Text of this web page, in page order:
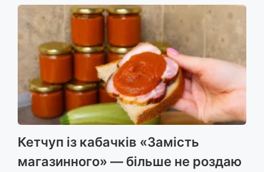
Кетчуп із кабачків «Замість
магазинного» — більше не роздаю